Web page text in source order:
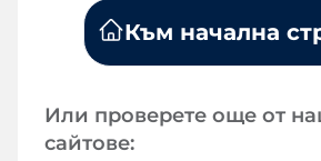
Към начална
Или проверете още от
сайтове: